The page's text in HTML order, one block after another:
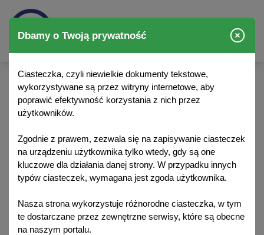
Strona główna / Aktualności
Aktualności
Dbamy o Twoją prywatność
Ciasteczka, czyli niewielkie dokumenty tekstowe,
wykorzystywane są przez witryny internetowe, aby
poprawić efektywność korzystania z nich przez
użytkowników.
Zgodnie z prawem, zezwala się na zapisywanie ciasteczek
na urządzeniu użytkownika tylko wtedy, gdy są one
kluczowe dla działania danej strony. W przypadku innych
typów ciasteczek, wymagana jest zgoda użytkownika.
Nasza strona wykorzystuje różnorodne ciasteczka, w tym
te dostarczane przez zewnętrzne serwisy, które są obecne
na naszym portalu.